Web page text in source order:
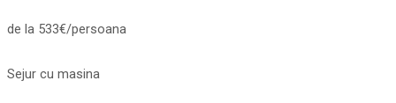
de la 533€/persoana
Sejur cu masina